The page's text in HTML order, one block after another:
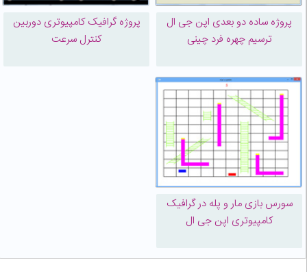
پروژه ساده دو بعدی اپن جی ال
ترسیم چهره فرد چینی
پروژه گرافیک کامپیوتری دوربین
کنترل سرعت
سورس بازی مار و پله در گرافیک
کامپیوتری اپن جی ال